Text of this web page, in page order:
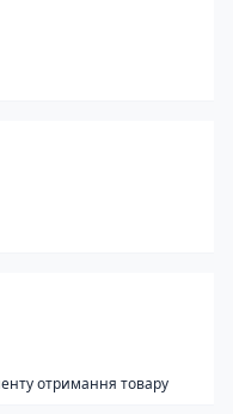
отримання товару